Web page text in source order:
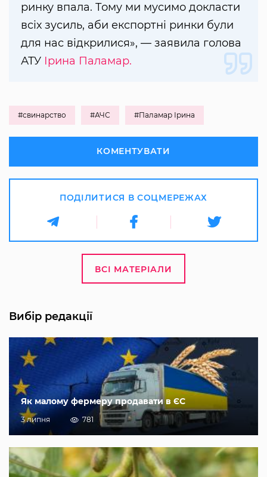
ринку впала. Тому ми мусимо докласти
всіх зусиль, аби експортні ринки були
для нас відкрилися», — заявила голова
АТУ Ірина Паламар.
#свинарство #АЧС #Паламар Ірина
КОМЕНТУВАТИ
ПОДІЛИТИСЯ В СОЦМЕРЕЖАХ
ВСІ МАТЕРІАЛИ
Вибір редакції
Як малому фермеру продавати в ЄС
3 липня 781